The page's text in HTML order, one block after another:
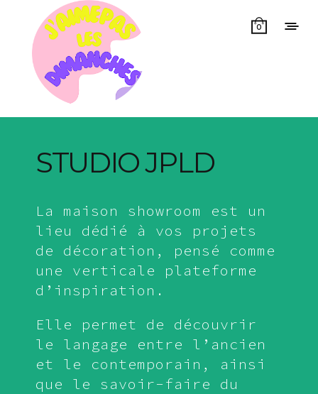
0
STUDIO JPLD
La maison showroom est un
lieu dédié à vos projets
de décoration, pensé comme
une verticale plateforme
d’inspiration.
Elle permet de découvrir
le langage entre l’ancien
et le contemporain, ainsi
que le savoir-faire du